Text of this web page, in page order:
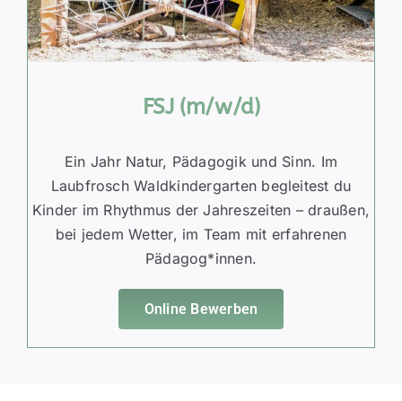
FSJ (m/w/d)
Ein Jahr Natur, Pädagogik und Sinn. Im
Laubfrosch Waldkindergarten begleitest du
Kinder im Rhythmus der Jahreszeiten – draußen,
bei jedem Wetter, im Team mit erfahrenen
Pädagog*innen.
Online Bewerben